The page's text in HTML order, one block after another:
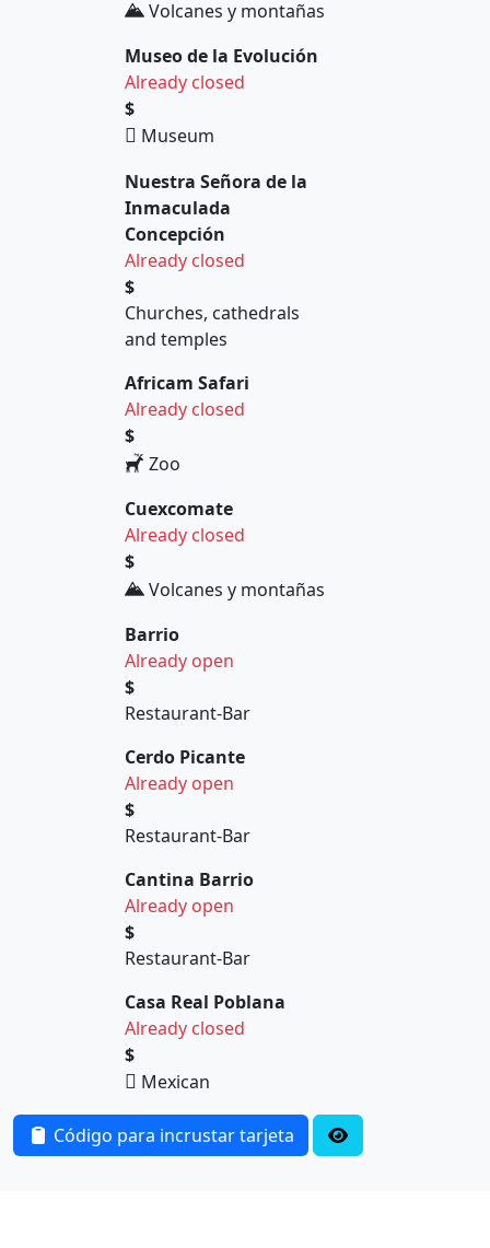
Volcanes y montañas
Museo de la Evolución
Already closed
$
Museum
Nuestra Señora de la
Inmaculada
Concepción
Already closed
$
Churches, cathedrals
and temples
Africam Safari
Already closed
$
Zoo
Cuexcomate
Already closed
$
Volcanes y montañas
Barrio
Already open
$
Restaurant-Bar
Cerdo Picante
Already open
$
Restaurant-Bar
Cantina Barrio
Already open
$
Restaurant-Bar
Casa Real Poblana
Already closed
$
Mexican
Código para incrustar tarjeta